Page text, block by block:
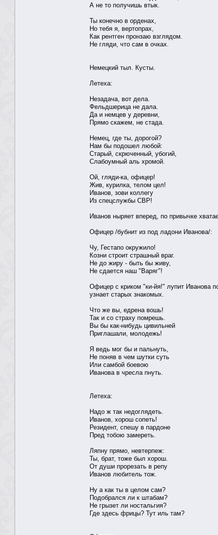
А не то получишь втык.
Ты конечно в орденах,
Но тебя я, вертопрах,
Как рентген пронзаю взглядом.
Не гляди, что сам в очках.
Немецкий тыл. Кусты.
Летеха:
Незадача, вот дела.
Фельдшерица не дала.
Да и немцев у деревни,
Прямо скажем, не стада.
Немец, где ты, дорогой?
Нам бы подошел любой:
Старый, скрюченный, убогий,
Слабоумный аль хромой.
Ой, гляди-ка, офицер!
Жив, курилка, телом цел!
Иванов, зови коллегу
Из спецслужбы СВР!
Иванов ныряет вперед, по привычке
Офицер /бубнит из под ладони Иванова/:
Чу, Гестапо окружило!
Козни строит страшный враг.
Не до жиру - быть бы живу,
Не сдается наш "Варяг"!
Офицер с криком "ки-йя!" лупит Иванова
узнает старых знакомых.
Что же вы, едрена вошь!
Так и со страху помрешь.
Вы бы как-нибудь цивильней
Приглашали, молодежь!
Я ведь мог бы и пальнуть,
Не поняв в чем шутки суть
Или самбой боевою
Иванова в чресла пнуть.
Летеха:
Надо ж так недоглядеть.
Иванов, хорош сопеть!
Резидент, спешу в пардоне
Пред тобою замереть.
Ляпну прямо, невтерпеж:
Ты, брат, тоже был хорош.
От души прорезать в репу
Иванов любитель тож.
Ну а как ты в целом сам?
Подобрался ли к штабам?
Не грызет ли ностальгия?
Где здесь фрицы? Тут иль там?